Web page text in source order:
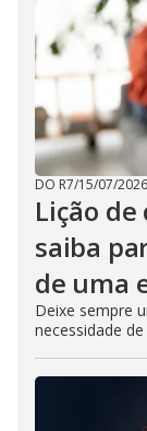
DO R7/15/07/2026
Lição
saiba
de uma
Deixe sempre
necessidade